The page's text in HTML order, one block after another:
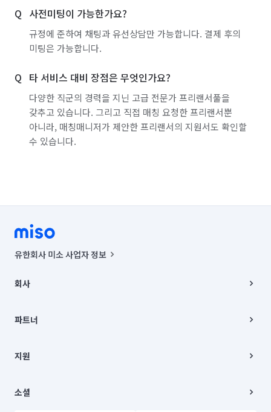
사전미팅이 가능한가요?
규정에 준하여 채팅과 유선상담만 가능합니다. 결제 후의
미팅은 가능합니다.
타 서비스 대비 장점은 무엇인가요?
다양한 직군의 경력을 지닌 고급 전문가 프리랜서풀을
갖추고 있습니다. 그리고 직접 매칭 요청한 프리랜서뿐
아니라, 매칭매니저가 제안한 프리랜서의 지원서도 확인할
수 있습니다.
유한회사 미소 사업자 정보
00019 |
주소 | 본사: 서울특별시 종로구 율곡로 6(중학동, 트윈트리빌딩) B동 5층
컨택센터 : 서울특별시 종로구 수송동 율곡로 24, 7층, 8층 미소
상품, 상품정보, 거래에 관한 의무와 책임은 거래당사자에게 있습니다.
언론 보도 관련 문의:
© 유한회사 미소. Miso, Inc. All Rights Reserved.
회사
채용
파트너
이사
지원
이용약관
소셜